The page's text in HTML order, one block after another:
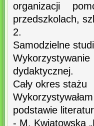
organizacji
przedszkolach,
2.
Samodzielne
dydaktycznej.
Cały okres stażu
podstawie
- M. Kwiatowska